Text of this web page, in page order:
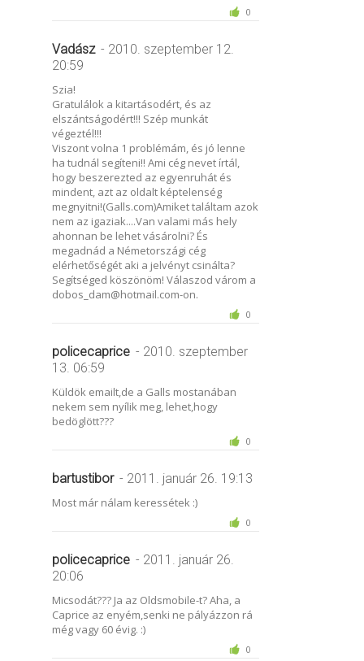
0
Vadász - 2010. szeptember 12.
20:59
Szia!
Gratulálok a kitartásodért, és az
elszántságodért!!! Szép munkát
végeztél!!!
Viszont volna 1 problémám, és jó lenne
ha tudnál segíteni!! Ami cég nevet írtál,
hogy beszerezted az egyenruhát és
mindent, azt az oldalt képtelenség
megnyitni!(Galls.com)Amiket találtam azok
nem az igaziak....Van valami más hely
ahonnan be lehet vásárolni? És
megadnád a Németországi cég
elérhetőségét aki a jelvényt csinálta?
Segítséged köszönöm! Válaszod várom a
dobos_dam@hotmail.com-on.
0
policecaprice - 2010. szeptember
13. 06:59
Küldök emailt,de a Galls mostanában
nekem sem nyílik meg, lehet,hogy
bedöglött???
0
bartustibor - 2011. január 26. 19:13
Most már nálam keressétek :)
0
policecaprice - 2011. január 26.
20:06
Micsodát??? Ja az Oldsmobile-t? Aha, a
Caprice az enyém,senki ne pályázzon rá
még vagy 60 évig. :)
0